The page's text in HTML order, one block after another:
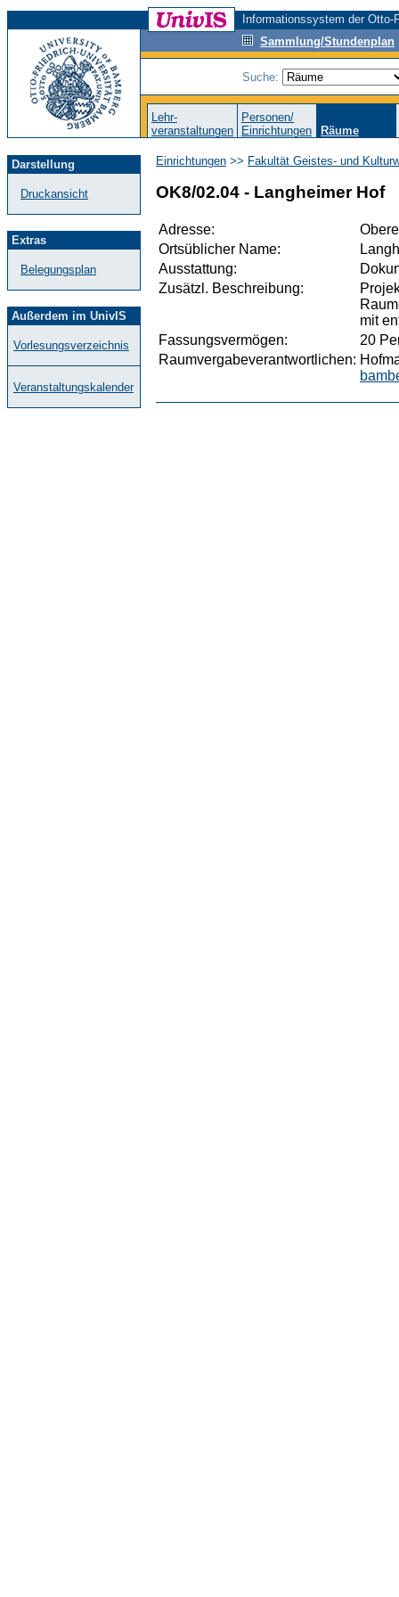
Informationssystem der
Sammlung/Stundenplan
Suche:
Lehr-
veranstaltungen
Personen/
Einrichtungen
Räume
Darstellung
Druckansicht
Extras
Belegungsplan
Außerdem im UnivIS
Vorlesungsverzeichnis
Veranstaltungskalender
Einrichtungen >> Fakultät Geistes- und
OK8/02.04 - Langheimer Hof
Adresse:
Ortsüblicher Name:
Ausstattung:
Zusätzl. Beschreibung:
mit
Fassungsvermögen:
20
Raumvergabeverantwortlichen: